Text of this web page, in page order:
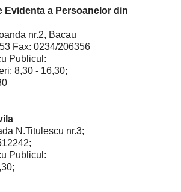
Evidenta a Persoanelor din
nr.2, Bacau
Fax: 0234/206356
Publicul:
8,30 - 16,30;
N.Titulescu nr.3;
Publicul: